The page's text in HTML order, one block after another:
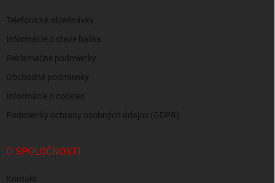
Telefonické objednávky
Informácie o stave balíka
Reklamačné podmienky
Obchodné podmienky
Informácie o cookies
Podmienky ochrany osobných údajov (GDPR)
O SPOLOČNOSTI
Kontakt